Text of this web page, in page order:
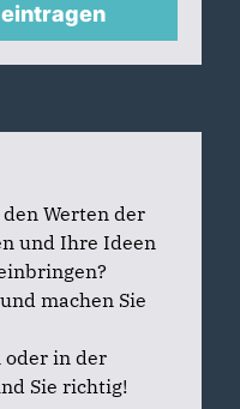
Werten der
und Ihre Ideen
machen Sie
oder in der
Sie richtig!